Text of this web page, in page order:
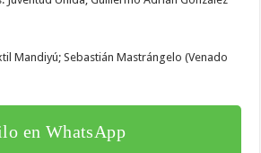
Mandiyú; Sebastián Mastrángelo (Venado
en WhatsApp